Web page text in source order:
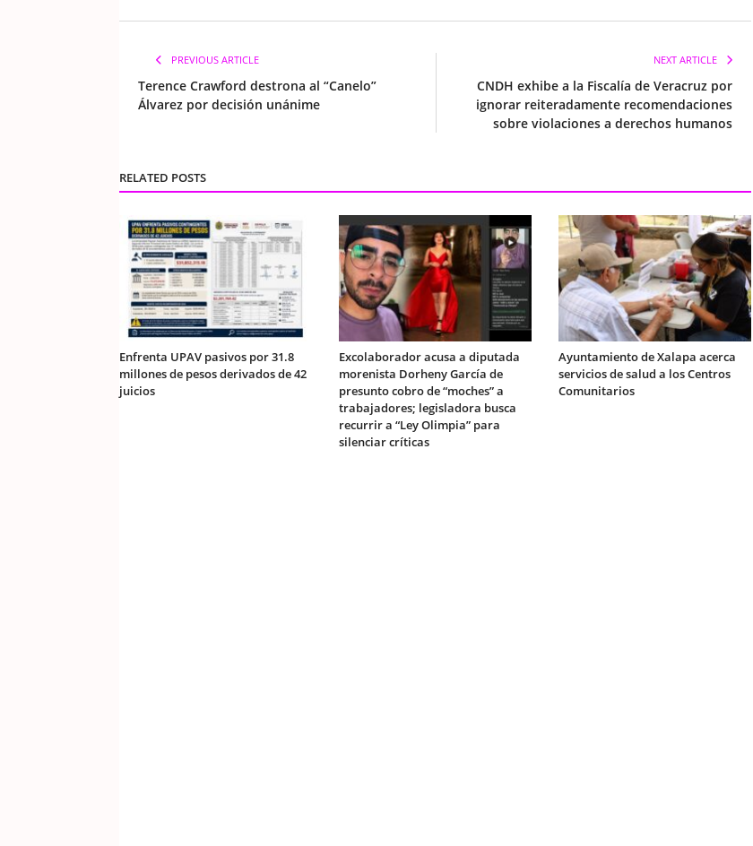
PREVIOUS ARTICLE
Terence Crawford destrona al “Canelo”
Álvarez por decisión unánime
NEXT ARTICLE
CNDH exhibe a la Fiscalía de Veracruz por
ignorar reiteradamente recomendaciones
sobre violaciones a derechos humanos
RELATED POSTS
Enfrenta UPAV pasivos por 31.8
millones de pesos derivados de 42
juicios
Excolaborador acusa a diputada
morenista Dorheny García de
presunto cobro de “moches” a
trabajadores; legisladora busca
recurrir a “Ley Olimpia” para
silenciar críticas
Ayuntamiento de Xalapa acerca
servicios de salud a los Centros
Comunitarios